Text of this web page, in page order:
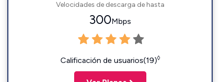
Velocidades de descarga de hasta
300Mbps
Calificación de usuarios(19)◊